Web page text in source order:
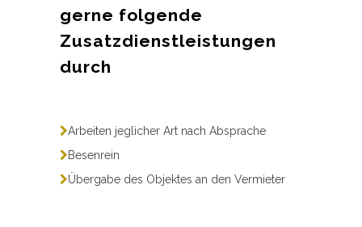
gerne folgende
Zusatzdienstleistungen
durch
Arbeiten jeglicher Art nach Absprache
Besenrein
Übergabe des Objektes an den Vermieter